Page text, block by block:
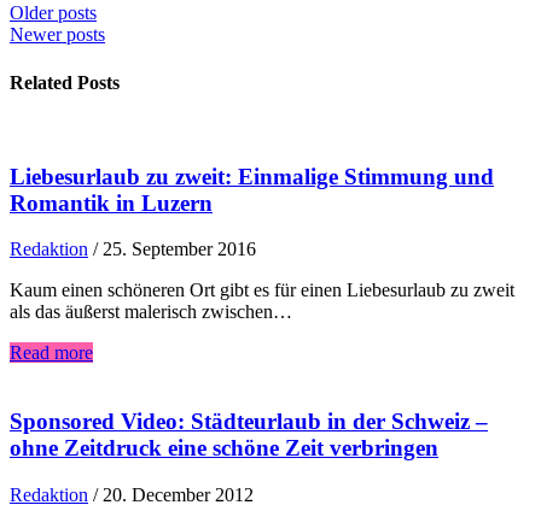
Older posts
Newer posts
Related Posts
Liebesurlaub zu zweit: Einmalige Stimmung und
Romantik in Luzern
Redaktion / 25. September 2016
Kaum einen schöneren Ort gibt es für einen Liebesurlaub zu zweit
als das äußerst malerisch zwischen…
Read more
Sponsored Video: Städteurlaub in der Schweiz –
ohne Zeitdruck eine schöne Zeit verbringen
Redaktion / 20. December 2012